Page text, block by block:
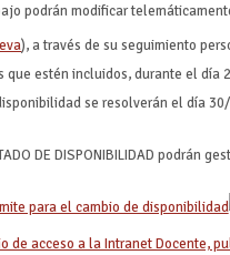
podrán modificar
), a través de su seguimiento
estén incluidos, durante el día
se resolverán el día
DE DISPONIBILIDAD podrán
para el cambio de disponibilidad
de acceso a la Intranet Docente,